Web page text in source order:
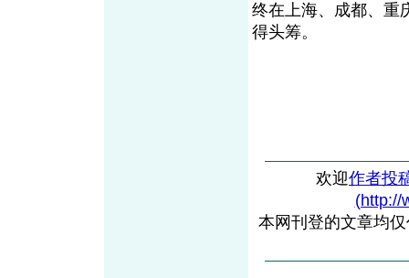
终在上海、成都、重
得头筹。
欢迎作者投
(http://
本网刊登的文章均